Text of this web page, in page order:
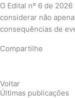
O Edital nº 6 de
considerar não
consequências de
Compartilhe
Voltar
Últimas publicações